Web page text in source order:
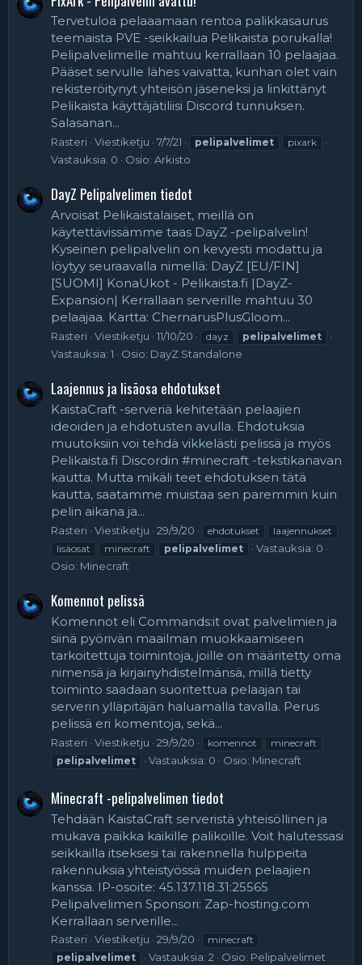
Tervetuloa pelaaamaan rentoa palikkasaurus
teemaista PVE -seikkailua Pelikaista porukalla!
Pelipalvelimelle mahtuu kerrallaan 10 pelaajaa.
Pääset servulle lähes vaivatta, kunhan olet vain
rekisteröitynyt yhteisön jäseneksi ja linkittänyt
Pelikaista käyttäjätiliisi Discord tunnuksen.
Salasanan...
Rasteri Viestiketju 7/7/21 pelipalvelimet pixark
Vastauksia: 0 Osio: Arkisto
DayZ Pelipalvelimen tiedot
Arvoisat Pelikaistalaiset, meillä on
käytettävissämme taas DayZ -pelipalvelin!
Kyseinen pelipalvelin on kevyesti modattu ja
löytyy seuraavalla nimellä: DayZ [EU/FIN]
[SUOMI] KonaUkot - Pelikaista.fi |DayZ-
Expansion| Kerrallaan serverille mahtuu 30
pelaajaa. Kartta: ChernarusPlusGloom...
Rasteri Viestiketju 11/10/20 dayz pelipalvelimet
Vastauksia: 1 Osio: DayZ Standalone
Laajennus ja lisäosa ehdotukset
KaistaCraft -serveriä kehitetään pelaajien
ideoiden ja ehdotusten avulla. Ehdotuksia
muutoksiin voi tehdä vikkelästi pelissä ja myös
Pelikaista.fi Discordin #minecraft -tekstikanavan
kautta. Mutta mikäli teet ehdotuksen tätä
kautta, saatamme muistaa sen paremmin kuin
pelin aikana ja...
Rasteri Viestiketju 29/9/20 ehdotukset
laajennukset
lisäosat
minecraft pelipalvelimet
Vastauksia: 0
Osio: Minecraft
Komennot pelissä
Komennot eli Commands:it ovat palvelimien ja
siinä pyörivän maailman muokkaamiseen
tarkoitettuja toimintoja, joille on määritetty oma
nimensä ja kirjainyhdistelmänsä, millä tietty
toiminto saadaan suoritettua pelaajan tai
serverin ylläpitäjän haluamalla tavalla. Perus
pelissä eri komentoja, sekä...
Rasteri Viestiketju 29/9/20 komennot
minecraft
pelipalvelimet
Vastauksia: 0 Osio: Minecraft
Minecraft -pelipalvelimen tiedot
Tehdään KaistaCraft serveristä yhteisöllinen ja
mukava paikka kaikille palikoille. Voit halutessasi
seikkailla itseksesi tai rakennella hulppeita
rakennuksia yhteistyössä muiden pelaajien
kanssa. IP-osoite: 45.137.118.31:25565
Pelipalvelimen Sponsori: Zap-hosting.com
Kerrallaan serverille...
Rasteri Viestiketju 29/9/20
minecraft
pelipalvelimet
Vastauksia: 2 Osio: Pelipalvelimet